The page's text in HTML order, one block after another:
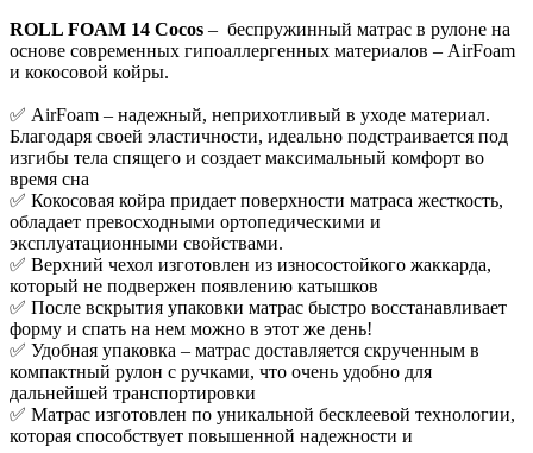
ROLL FOAM 14 Cocos – беспружинный матрас в рулоне на
основе современных гипоаллергенных материалов – AirFoam
и кокосовой койры.
✅ AirFoam – надежный, неприхотливый в уходе материал.
Благодаря своей эластичности, идеально подстраивается под
изгибы тела спящего и создает максимальный комфорт во
время сна
✅ Кокосовая койра придает поверхности матраса жесткость,
обладает превосходными ортопедическими и
эксплуатационными свойствами.
✅ Верхний чехол изготовлен из износостойкого жаккарда,
который не подвержен появлению катышков
✅ После вскрытия упаковки матрас быстро восстанавливает
форму и спать на нем можно в этот же день!
✅ Удобная упаковка – матрас доставляется скрученным в
компактный рулон с ручками, что очень удобно для
дальнейшей транспортировки
✅ Матрас изготовлен по уникальной бесклеевой технологии,
которая способствует повышенной надежности и